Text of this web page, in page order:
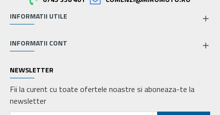
INFORMATII UTILE
INFORMATII CONT
NEWSLETTER
Fii la curent cu toate ofertele noastre si aboneaza-te la
newsletter